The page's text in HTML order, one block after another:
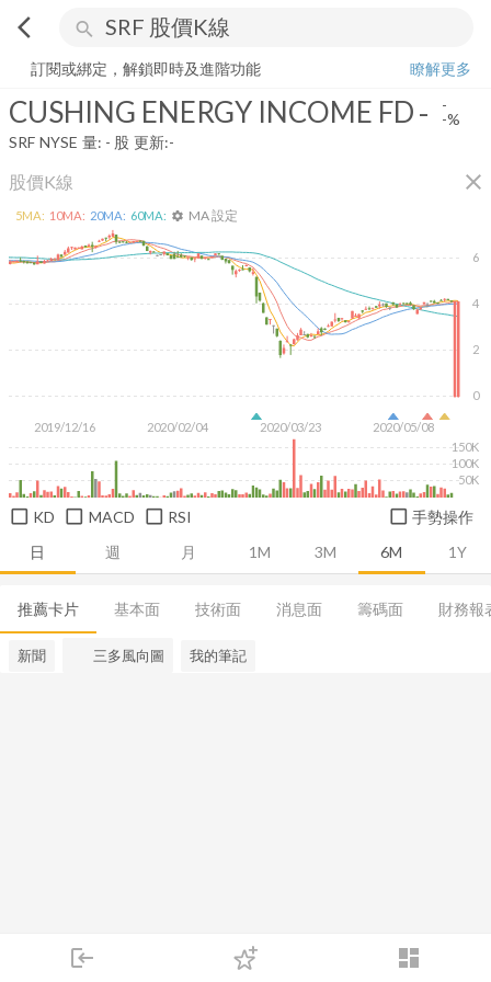
arrow_back_ios search
login dashboard
下單
CUSHING ENERGY INCOME FD
訂閱或綁定，解鎖即時及進階功能
瞭解更多
CUSHING ENERGY INCOME FD- -
-%
SRF NYSE 量: - 股 更新:-
股價K線 close
日 週 月 1M 3M 6M 1Y
2019/12/16 2020/02/04 2020/03/23 2020/05/08
0
2
4
6
50K
100K
150K
5MA: 10MA: 20MA: 60MA: settings MA 設定
KD MACD RSI 手勢操作
推薦卡片 基本面 技術面 消息面 籌碼面 財務報
新聞 三多風向圖 我的筆記